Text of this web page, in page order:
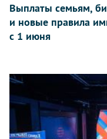
Выплаты семьям,
и новые правила
с 1 июня